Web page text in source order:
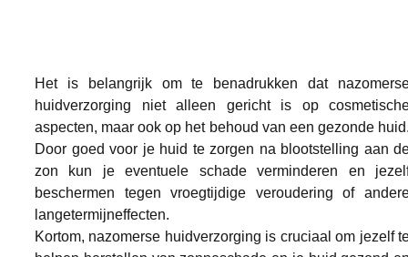
Het is belangrijk om te benadrukken dat
huidverzorging niet alleen gericht is op
aspecten, maar ook op het behoud van een gezonde
Door goed voor je huid te zorgen na blootstelling aan
zon kun je eventuele schade verminderen en
beschermen tegen vroegtijdige veroudering of
langetermijneffecten.
Kortom, nazomerse huidverzorging is cruciaal om jezelf